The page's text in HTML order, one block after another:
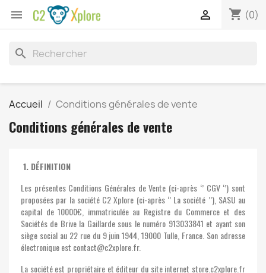
 shopping_cart (0)

search
Accueil Conditions générales de vente
Conditions générales de vente
1. DÉFINITION
Les présentes Conditions Générales de Vente (ci-après ‘’ CGV ‘’) sont
proposées par la société C2 Xplore (ci-après ‘’ La société ’’), SASU au
capital de 10000€, immatriculée au Registre du Commerce et des
Sociétés de Brive la Gaillarde sous le numéro 913033841 et ayant son
siège social au 22 rue du 9 juin 1944, 19000 Tulle, France. Son adresse
électronique est contact@c2xplore.fr.
La société est propriétaire et éditeur du site internet store.c2xplore.fr